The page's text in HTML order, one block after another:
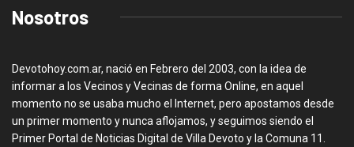
Nosotros
Devotohoy.com.ar, nació en Febrero del 2003, con la idea de
informar a los Vecinos y Vecinas de forma Online, en aquel
momento no se usaba mucho el Internet, pero apostamos desde
un primer momento y nunca aflojamos, y seguimos siendo el
Primer Portal de Noticias Digital de Villa Devoto y la Comuna 11.